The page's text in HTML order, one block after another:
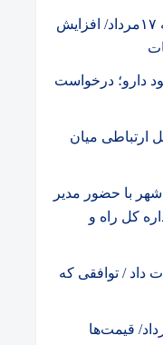
قیمت طلا و سکه امروز شنبه ۱۷مرداد/ افزایش
دارو؛ درخواست
ارتباطی میان
با حضور مدیر
کل راه و
داد / توافقی که
و سکه شنبه ۱۷ مرداد/ قیمت‌ها